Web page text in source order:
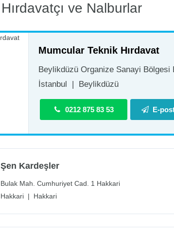
Hırdavatçı ve Nalburlar
Mumcular Teknik Hırdavat
Beylikdüzü Organize Sanayi
İstanbul
Beylikdüzü
0212 875 83 53 E-
Şen Kardeşler
Bulak Mah. Cumhuriyet Cad. 1 Hakkari
Hakkari | Hakkari